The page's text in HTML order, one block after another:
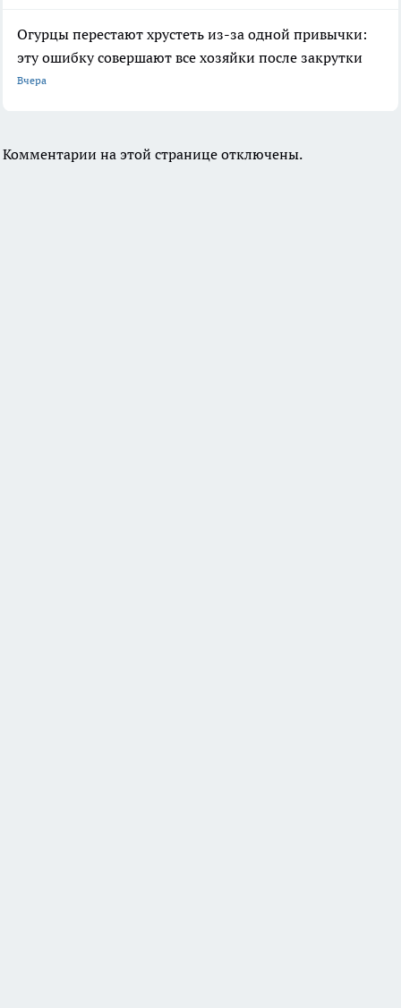
Огурцы перестают хрустеть из-за одной привычки:
эту ошибку совершают все хозяйки после закрутки
Вчера
Комментарии на этой странице отключены.